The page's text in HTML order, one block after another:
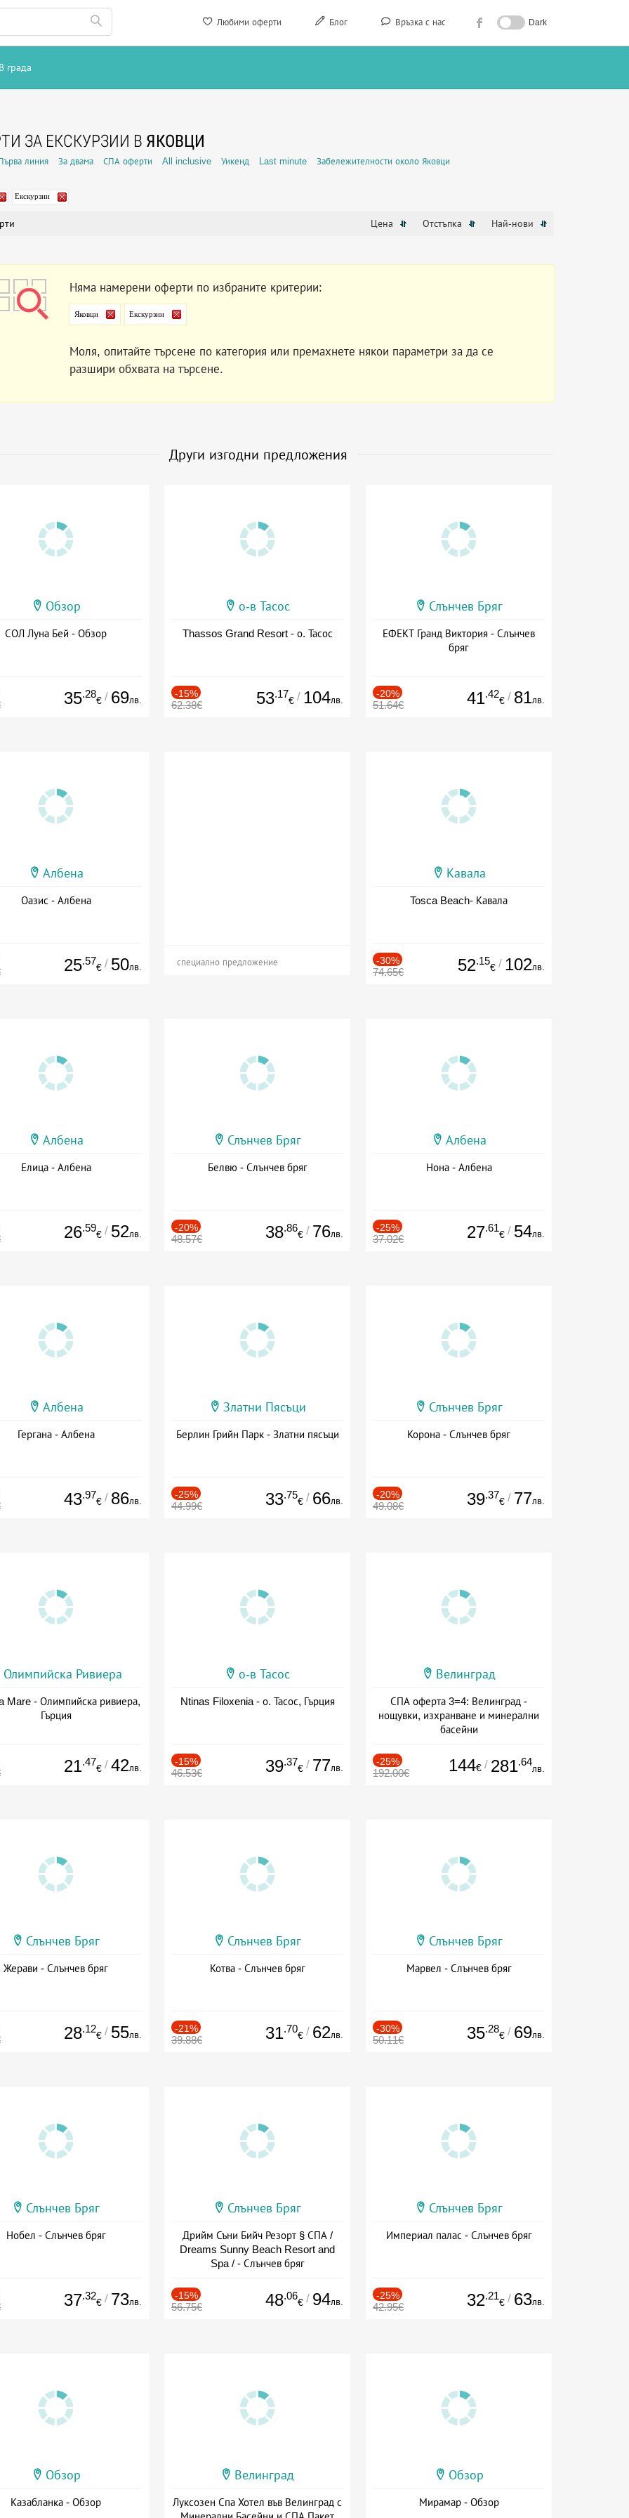
Любими оферти Блог Връзка с нас Dark
В града
ЗА ЕКСКУРЗИИ В ЯКОВЦИ
линия За двама СПА оферти All inclusive Уикенд Last minute Забележителности около Яковци
Екскурзии
Цена Отстъпка Най-нови
Няма намерени оферти по избраните критерии:
Яковци Екскурзии
Моля, опитайте търсене по категория или премахнете някои параметри за да се
разшири обхвата на търсене.
Други изгодни предложения
Обзор
СОЛ Луна Бей - Обзор
35.28
€ / 69лв.
о-в Тасос
Thassos Grand Resort - о. Тасос
-15%
62.38€ 53.17
€ / 104лв.
Слънчев Бряг
ЕФЕКТ Гранд Виктория - Слънчев
бряг
-20%
51.64€ 41.42
€ / 81лв.
Албена
Оазис - Албена
25.57
€ / 50лв. специално предложение
Кавала
Tosca Beach- Кавала
-30%
74.65€ 52.15
€ / 102лв.
Албена
Елица - Албена
26.59
€ / 52лв.
Слънчев Бряг
Белвю - Слънчев бряг
-20%
48.57€ 38.86
€ / 76лв.
Албена
Нона - Албена
-25%
37.02€ 27.61
€ / 54лв.
Албена
Гергана - Албена
43.97
€ / 86лв.
Златни Пясъци
Берлин Грийн Парк - Златни пясъци
-25%
44.99€ 33.75
€ / 66лв.
Слънчев Бряг
Корона - Слънчев бряг
-20%
49.08€ 39.37
€ / 77лв.
Олимпийска Ривиера
Mare - Олимпийска ривиера,
Гърция
21.47
€ / 42лв.
о-в Тасос
Ntinas Filoxenia - о. Тасос, Гърция
-15%
46.53€ 39.37
€ / 77лв.
Велинград
СПА оферта 3=4: Велинград -
нощувки, изхранване и минерални
басейни
-25%
192.00€ 144€ / 281.64
лв.
Слънчев Бряг
Жерави - Слънчев бряг
28.12
€ / 55лв.
Слънчев Бряг
Котва - Слънчев бряг
-21%
39.88€ 31.70
€ / 62лв.
Слънчев Бряг
Марвел - Слънчев бряг
-30%
50.11€ 35.28
€ / 69лв.
Слънчев Бряг
Нобел - Слънчев бряг
37.32
€ / 73лв.
Слънчев Бряг
Дрийм Съни Бийч Резорт § СПА /
Dreams Sunny Beach Resort and
Spa / - Слънчев бряг
-15%
56.75€ 48.06
€ / 94лв.
Слънчев Бряг
Империал палас - Слънчев бряг
-25%
42.95€ 32.21
€ / 63лв.
Обзор
Казабланка - Обзор
Велинград
Луксозен Спа Хотел във Велинград с
Обзор
Мирамар - Обзор